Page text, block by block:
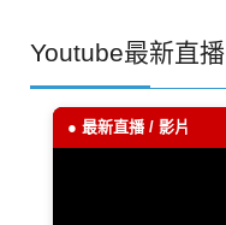
Youtube最新直播
● 最新直播 / 影片